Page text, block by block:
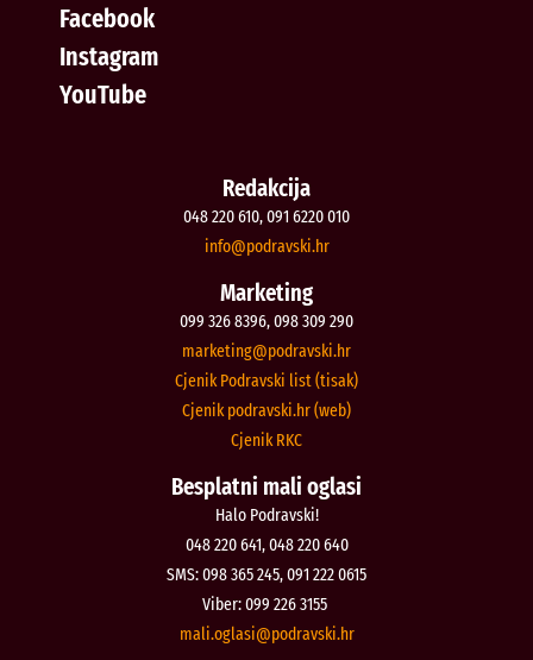
Facebook
Instagram
YouTube
Redakcija
048 220 610, 091 6220 010
rh.iksvardop
@ofni
Marketing
099 326 8396, 098 309 290
rh.iksvardop
@gnitekram
Cjenik Podravski list (tisak)
Cjenik podravski.hr (web)
Cjenik RKC
Besplatni mali oglasi
Halo Podravski!
048 220 641, 048 220 640
SMS: 098 365 245, 091 222 0615
Viber: 099 226 3155
rh.iksvardop
@isalgo.ilam